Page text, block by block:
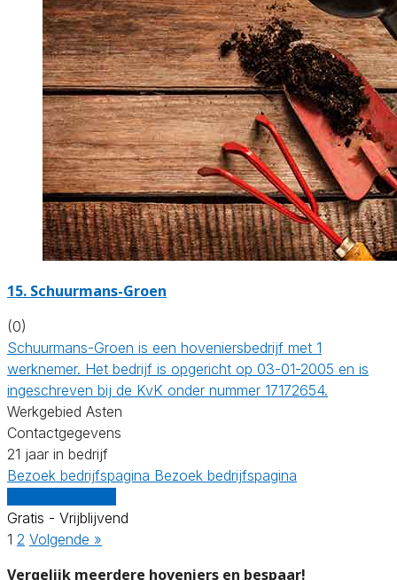
15. Schuurmans-Groen
(0)
Schuurmans-Groen is een hoveniersbedrijf met 1
werknemer. Het bedrijf is opgericht op 03-01-2005 en is
ingeschreven bij de KvK onder nummer 17172654.
Werkgebied Asten
Contactgegevens
21 jaar in bedrijf
Bezoek bedrijfspagina Bezoek bedrijfspagina
Gratis - Vrijblijvend
1 2 Volgende »
Vergelijk meerdere hoveniers en bespaar!